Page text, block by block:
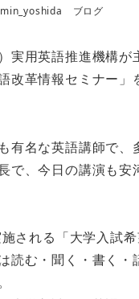
カテゴリー
ブログ
実用英語推進機構
改革情報セミナー」
有名な英語講師で
で、今日の講演も
される「大学入試
読む・聞く・書く